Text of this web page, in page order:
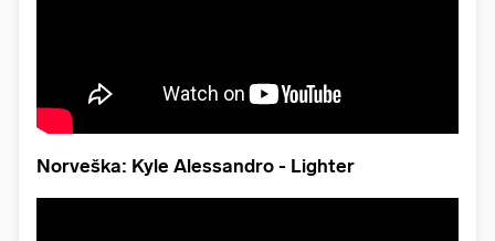
Norveška: Kyle Alessandro - Lighter